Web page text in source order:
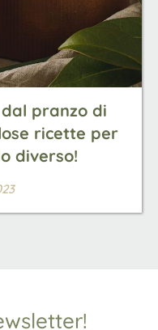
pranzo di
ricette per
diverso!